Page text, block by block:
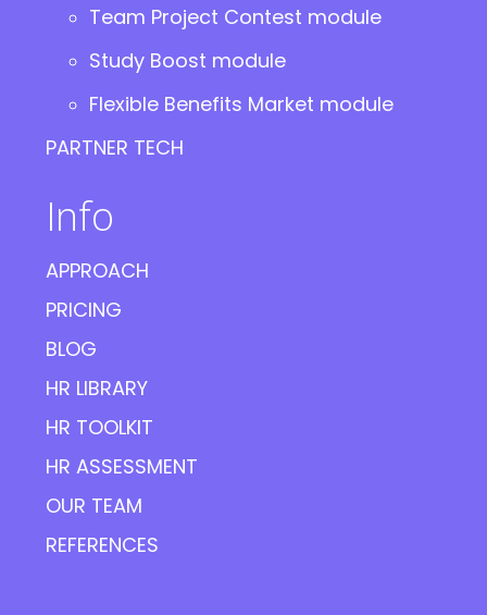
Team Project Contest module
Study Boost module
Flexible Benefits Market module
PARTNER TECH
Info
APPROACH
PRICING
BLOG
HR LIBRARY
HR TOOLKIT
HR ASSESSMENT
OUR TEAM
REFERENCES